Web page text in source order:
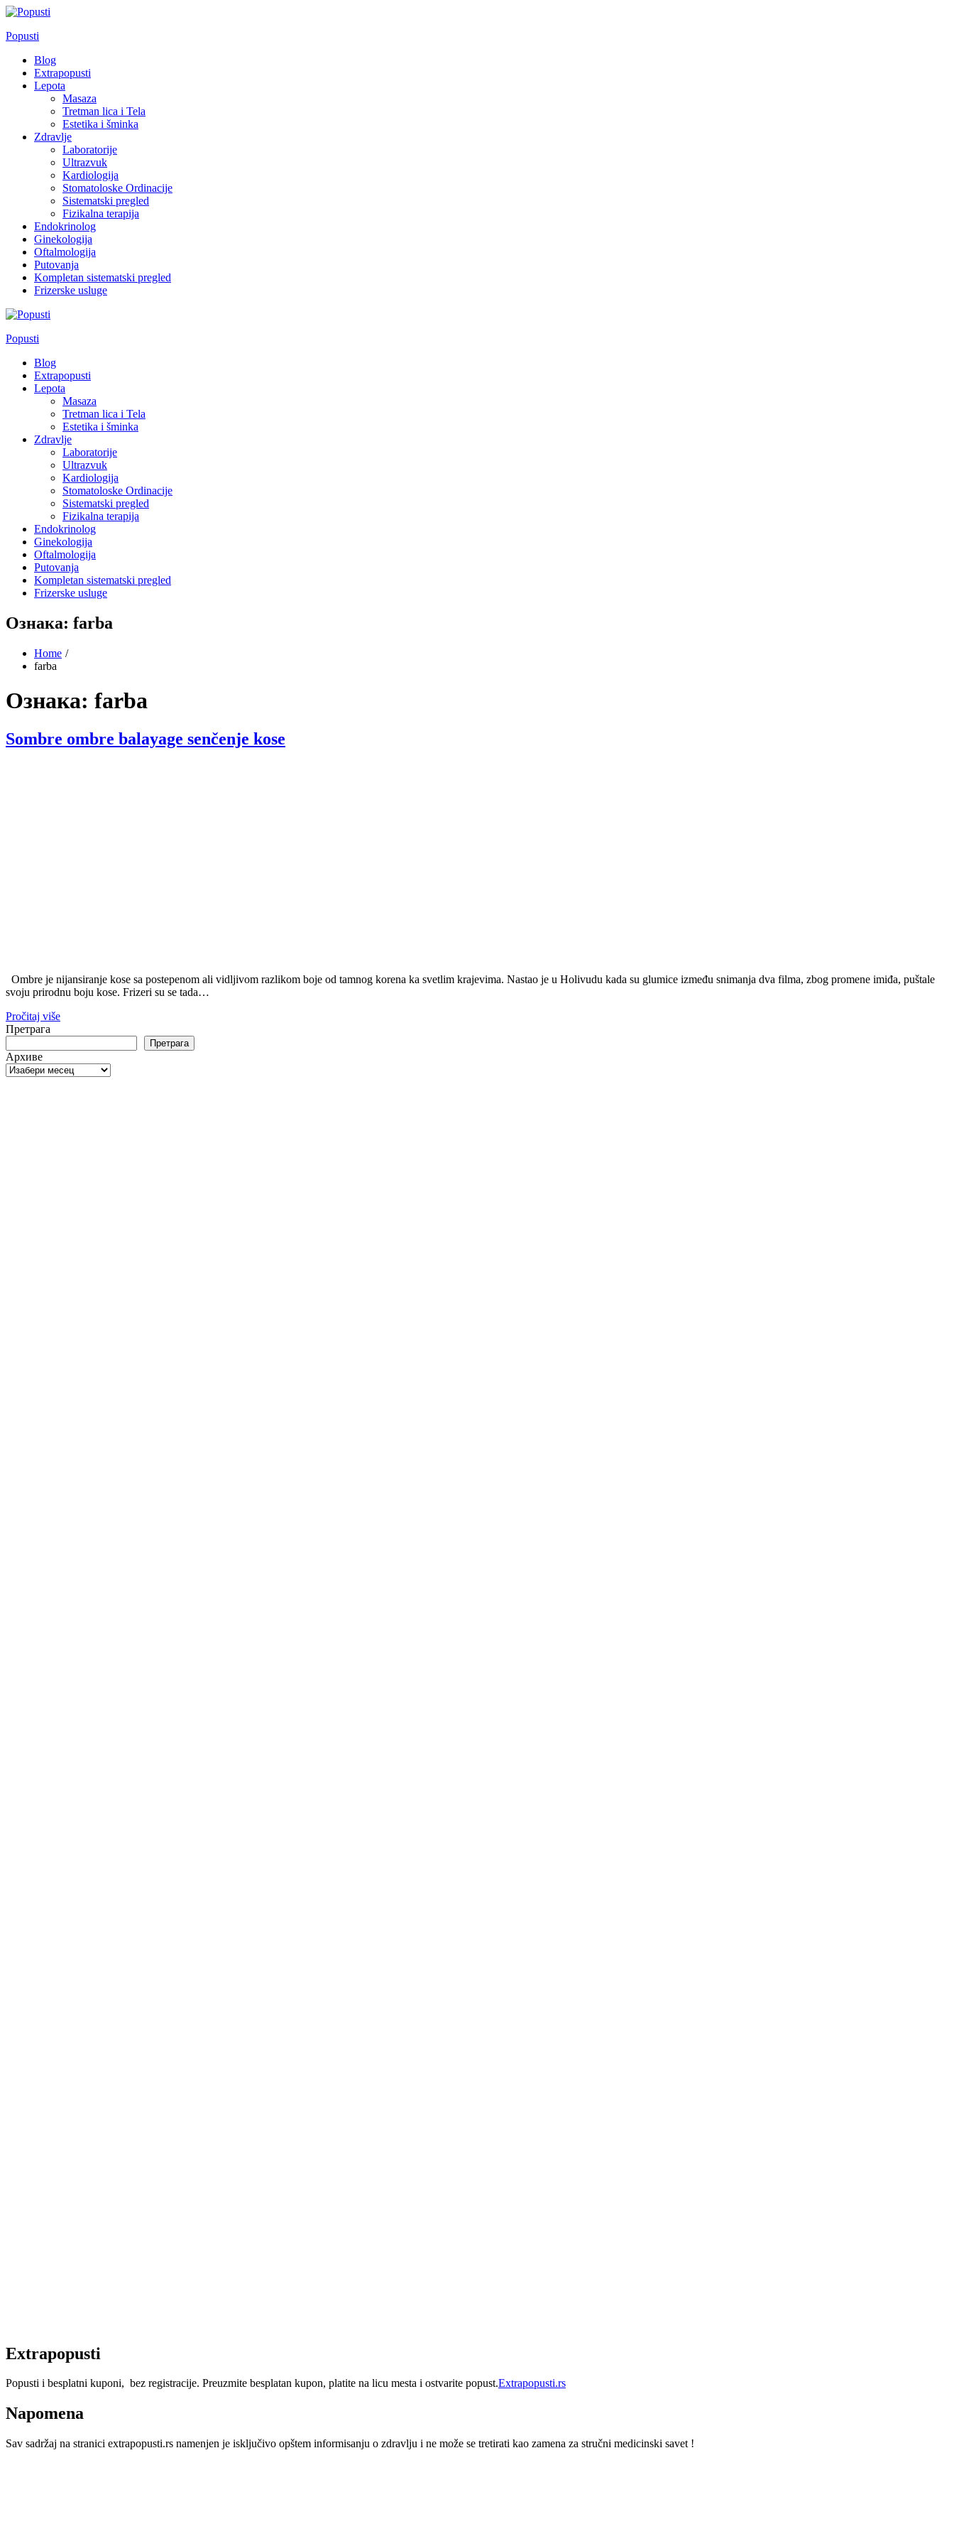
Skip
content
Popusti
Blog
Extrapopusti
Lepota
Masaza
Tretman lica i Tela
Estetika i šminka
Zdravlje
Laboratorije
Ultrazvuk
Kardiologija
Stomatoloske Ordinacije
Sistematski pregled
Fizikalna terapija
Endokrinolog
Ginekologija
Oftalmologija
Putovanja
Kompletan sistematski pregled
Frizerske usluge
Popusti
Blog
Extrapopusti
Lepota
Masaza
Tretman lica i Tela
Estetika i šminka
Zdravlje
Laboratorije
Ultrazvuk
Kardiologija
Stomatoloske Ordinacije
Sistematski pregled
Fizikalna terapija
Endokrinolog
Ginekologija
Oftalmologija
Putovanja
Kompletan sistematski pregled
Frizerske usluge
Ознака: farba
Home
farba
Ознака: farba
Sombre ombre balayage senčenje kose
Ombre je nijansiranje kose sa postepenom ali vidljivom razlikom boje od tamnog korena ka svetlim krajevima. Nastao je u Holivudu kada su glumice između snimanja dva filma, zbog promene imiđa, puštale
svoju prirodnu boju kose. Frizeri su se tada…
Pročitaj više
Претрага
Претрага
Архиве
Extrapopusti
Popusti i besplatni kuponi, bez registracije. Preuzmite besplatan kupon, platite na licu mesta i ostvarite popust.Extrapopusti.rs
Napomena
Sav sadržaj na stranici extrapopusti.rs namenjen je isključivo opštem informisanju o zdravlju i ne može se tretirati kao zamena za stručni medicinski savet !